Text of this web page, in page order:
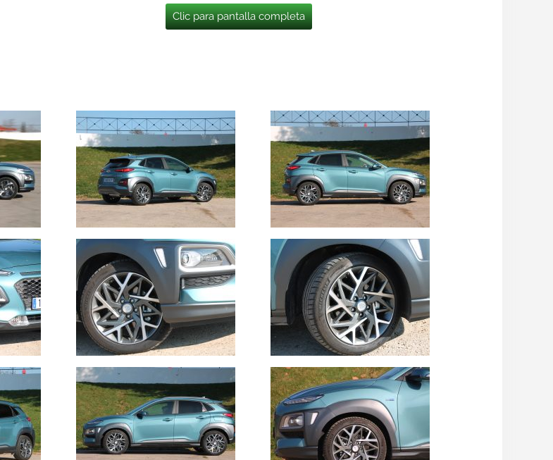
Clic para pantalla completa